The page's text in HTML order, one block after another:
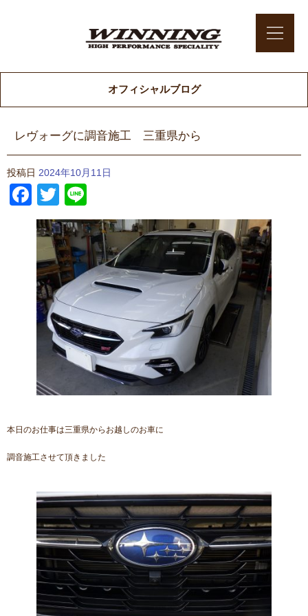
オフィシャルブログ
レヴォーグに調音施工 三重県から
投稿日 2024年10月11日
Facebook
Twitter
本日のお仕事は三重県からお越しのお車に
調音施工させて頂きました